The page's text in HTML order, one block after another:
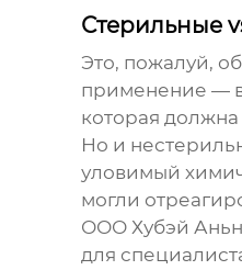
Стерильные
Это, пожалуй,
применение — в
которая
Но и
уловимый
могли
ООО Хубэй
для